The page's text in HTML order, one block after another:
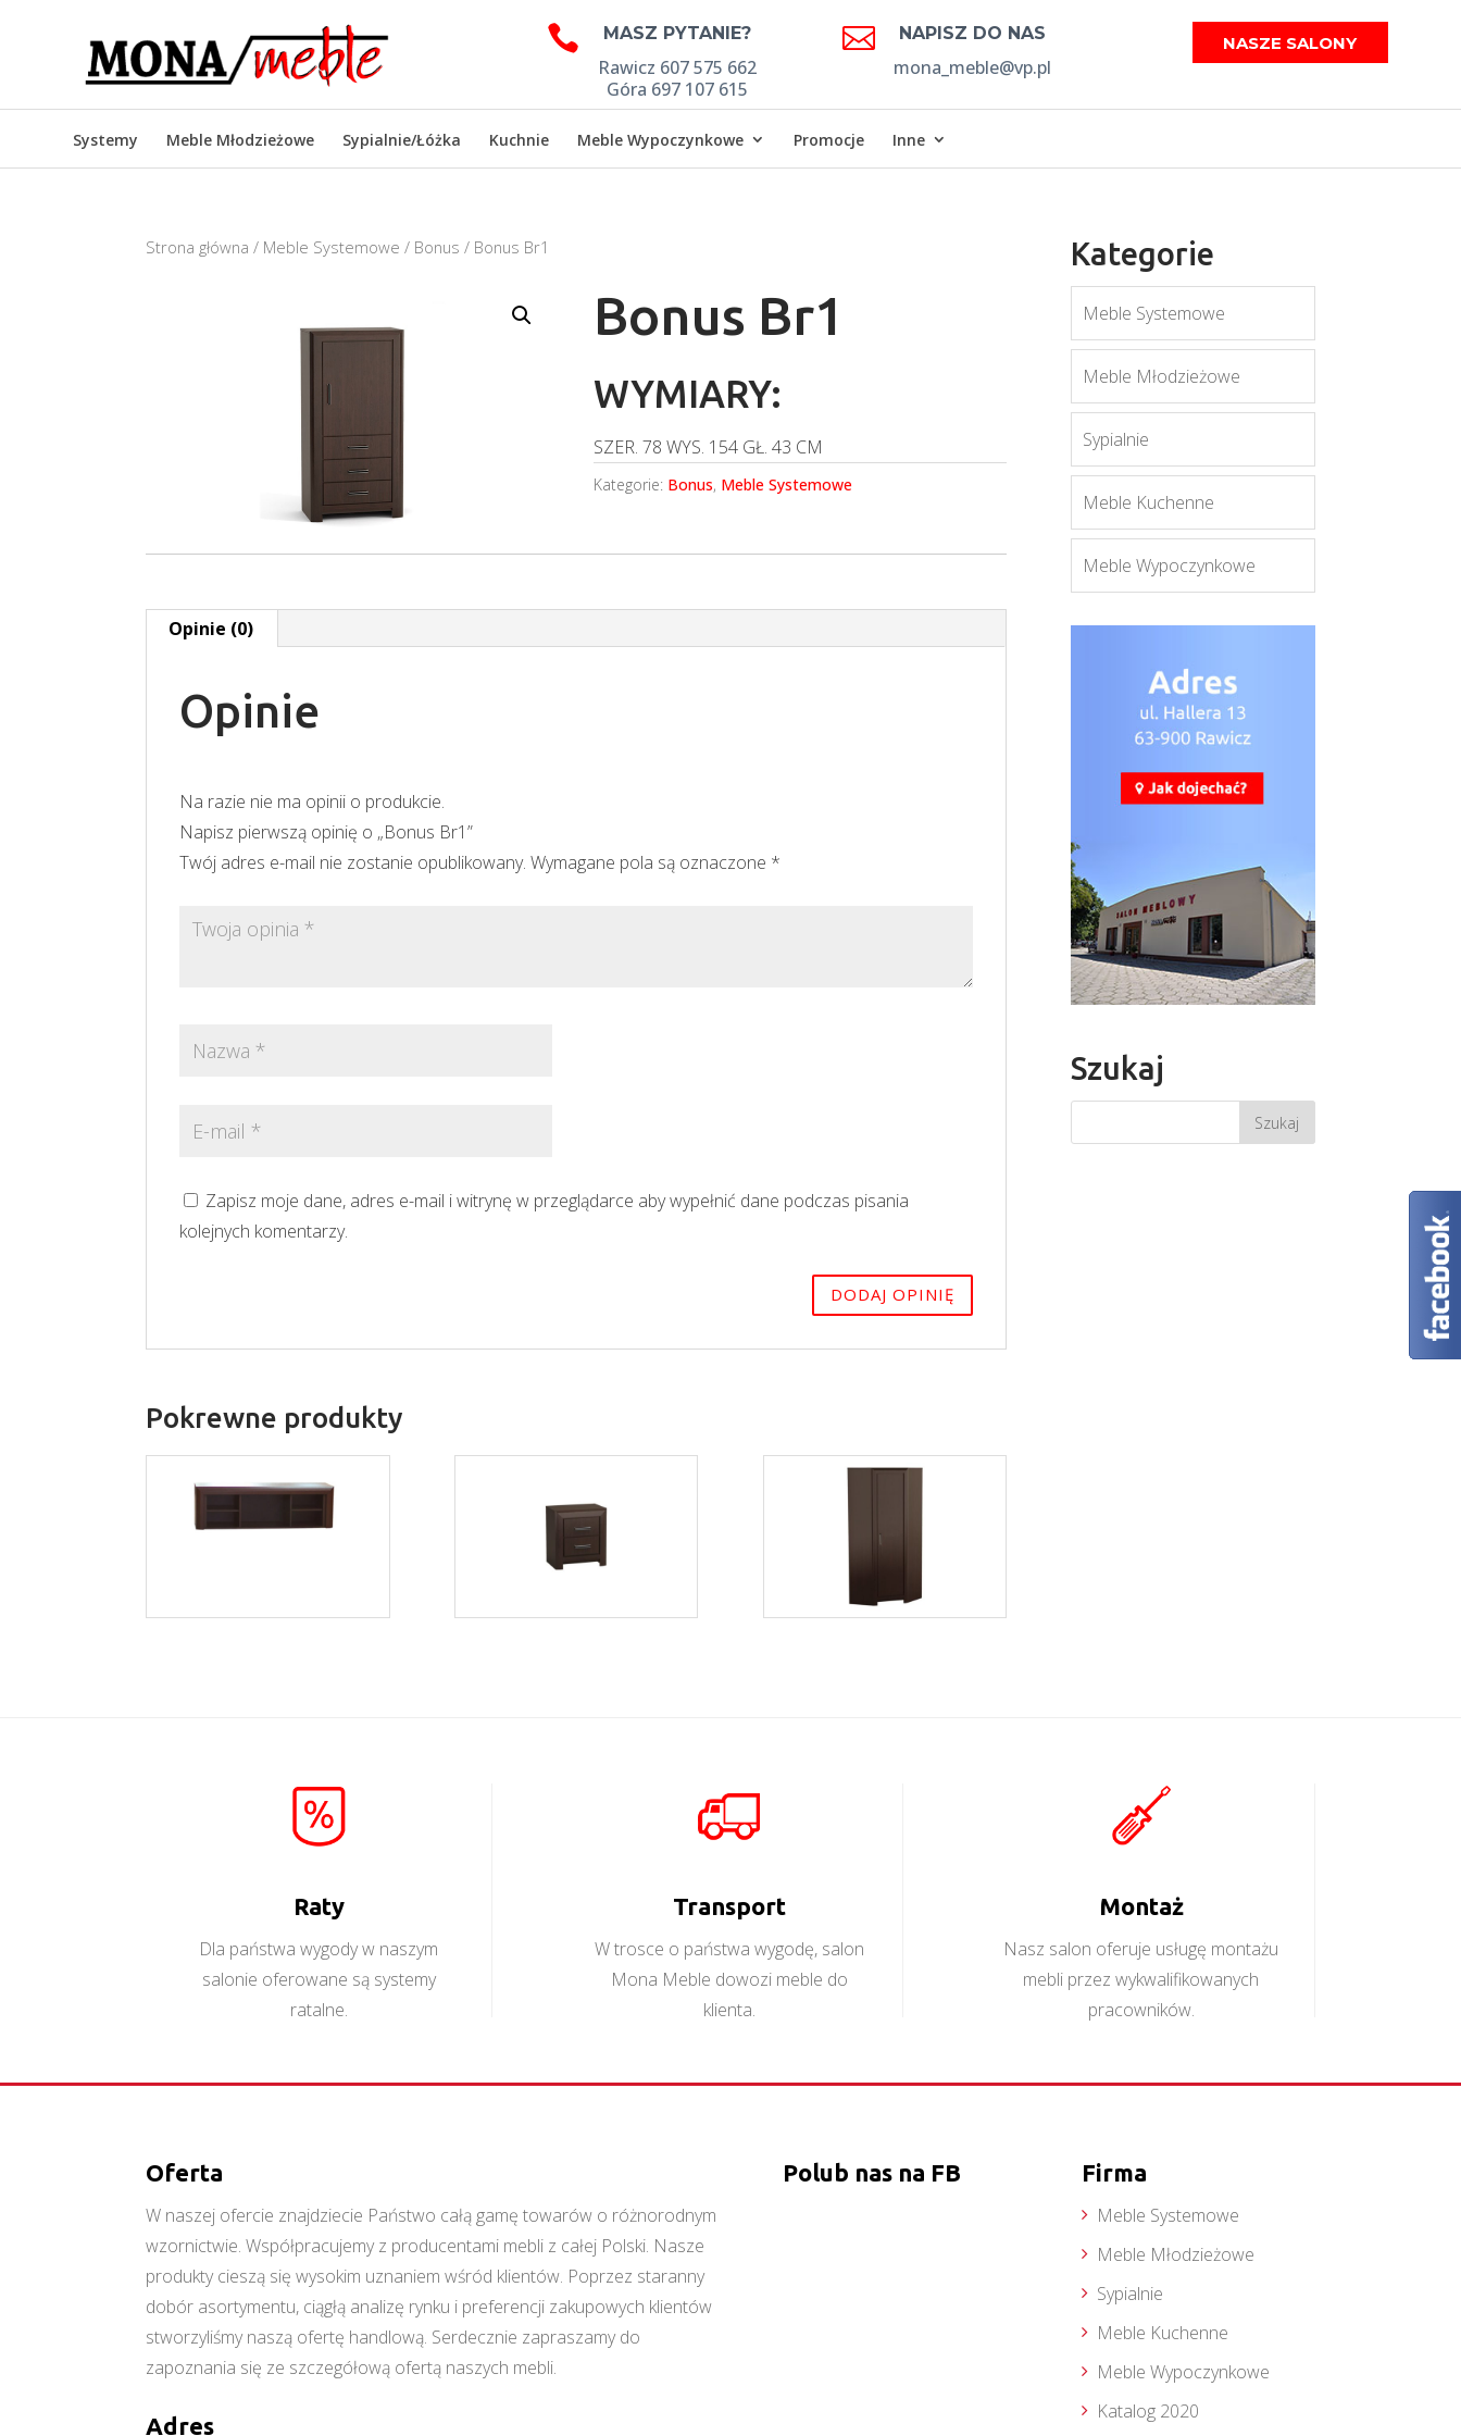
 MASZ PYTANIE?
Rawicz 607 575 662
Góra 697 107 615
 NAPISZ DO NAS
mona_meble@vp.pl
NASZE SALONY
Systemy Meble Młodzieżowe Sypialnie/Łóżka Kuchnie Meble Wypoczynkowe Promocje Inne
Strona główna / Meble Systemowe / Bonus / Bonus Br1
Bonus Br1
WYMIARY:
SZER.78WYS. 154 GŁ.43 CM
Kategorie: Bonus, Meble Systemowe
Opinie (0)
Opinie
Na razie nie ma opinii o produkcie.
Napisz pierwszą opinię o „Bonus Br1”
Twój adres e-mail nie zostanie opublikowany. Wymagane pola są oznaczone *
Zapisz moje dane, adres e-mail i witrynę w przeglądarce aby wypełnić dane podczas pisania
kolejnych komentarzy.
Pokrewne produkty
Kategorie
Meble Systemowe
Meble Młodzieżowe
Sypialnie
Meble Kuchenne
Meble Wypoczynkowe
Szukaj
Raty
Dla państwa wygody w naszym
salonie oferowane są systemy
ratalne.
Transport
W trosce o państwa wygodę, salon
Mona Meble dowozi meble do
klienta.
Montaż
Nasz salon oferuje usługę montażu
mebli przez wykwalifikowanych
pracowników.
Oferta
W naszej ofercie znajdziecie Państwo całą gamę towarów o różnorodnym
wzornictwie. Współpracujemy z producentami mebli z całej Polski. Nasze
produkty cieszą się wysokim uznaniem wśród klientów. Poprzez staranny
dobór asortymentu, ciągłą analizę rynku i preferencji zakupowych klientów
stworzyliśmy naszą ofertę handlową. Serdecznie zapraszamy do
zapoznania się ze szczegółową ofertą naszych mebli.
Adres
Polub nas na FB Firma
Meble Systemowe
Meble Młodzieżowe
Sypialnie
Meble Kuchenne
Meble Wypoczynkowe
Katalog 2020